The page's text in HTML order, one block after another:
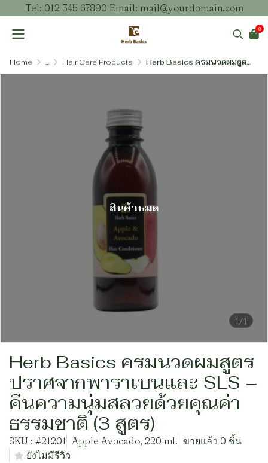
Tel: 012 345 67890 Email: mail@yourdomain.com
0
Home ... Hair Care Products Herb Basics ครมนวดผมสูตรปราศจากพาราเบนและ SLS – คืนความนุ่มสลวยด้วยคุณค่าธรรมชาติ (3 สูตร)
1/1
สินค้าหมด
Herb Basics ครมนวดผมสูตร
ปราศจากพาราเบนและ SLS –
คืนความนุ่มสลวยด้วยคุณค่า
ธรรมชาติ (3 สูตร)
SKU : #21201 Apple Avocado, 220 ml. ขายแล้ว 0 ชิ้น
ยังไม่มีรีวิว